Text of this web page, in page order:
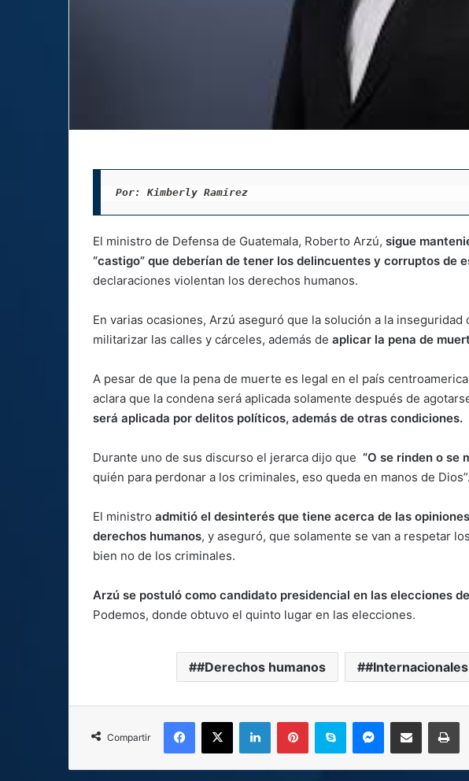
Por: Kimberly Ramírez
El ministro de Defensa de Guatemala, Roberto Arzú, sigue
“castigo” que deberían de tener los delincuentes y corruptos de
declaraciones violentan los derechos humanos.
En varias ocasiones, Arzú aseguró que la solución a la
militarizar las calles y cárceles, además de aplicar la pena de
A pesar de que la pena de muerte es legal en el país
aclara que la condena será aplicada solamente después de
será aplicada por delitos políticos, además de otras condiciones.
Durante uno de sus discurso el jerarca dijo que “O se rinden o se
quién para perdonar a los criminales, eso queda en manos de Dios”.
El ministro admitió el desinterés que tiene acerca de las
derechos humanos, y aseguró, que solamente se van a respetar
bien no de los criminales.
Arzú se postuló como candidato presidencial en las elecciones
Podemos, donde obtuvo el quinto lugar en las elecciones.
#Derechos humanos #Internacionales
Compartir
Facebook
X LinkedInPinterestSkype MessengerCompartir por correo electrónico